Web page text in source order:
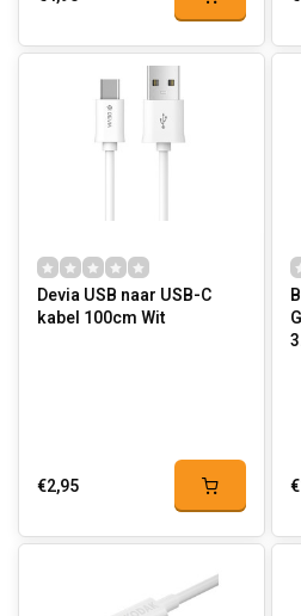
Devia USB naar USB-C
kabel 100cm Wit
€2,95